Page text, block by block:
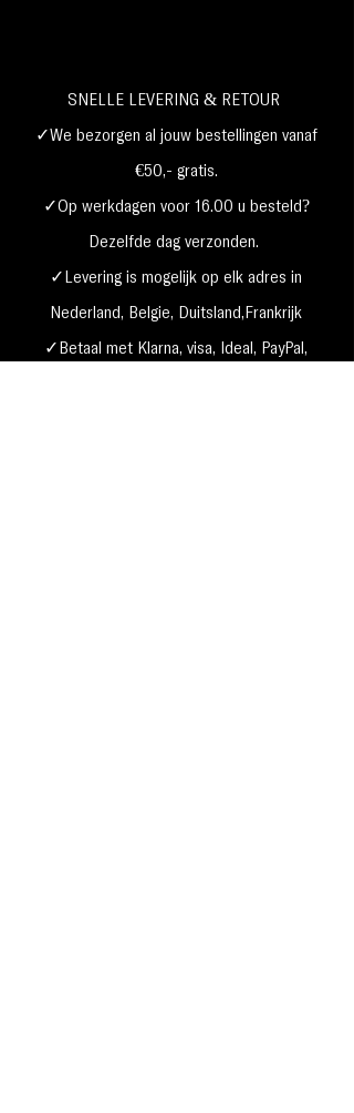
SNELLE LEVERING & RETOUR
✓We bezorgen al jouw bestellingen vanaf
€50,- gratis.
✓Op werkdagen voor 16.00 u besteld?
Dezelfde dag verzonden.
✓Levering is mogelijk op elk adres in
Nederland, België, Duitsland,Frankrijk
✓Betaal met Klarna, visa, Ideal, PayPal,